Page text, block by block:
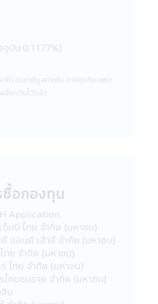
ยละเอียดก่อนตัดสินใจรับ
อดำเนินการใดๆ บริษัท
กับข้อมูล หรือการเสนอให้
นอขายสินค้าต่างๆ รวมทั้งไม่
นอขายสินค้าที่มีอยู่ในเว็บไซต์
. 2535 และบริษัทอาจจะ
รบริการข้อมูล หรือสินค้า
นั้นบริษัทจัดการจึงมิสามารถ
ต้องครบถ้วนของข้อมูลดัง
อบต่อความเสียหายต่างๆ ที่
รวจสอบให้แน่ใจว่าผู้ขาย
คลที่ได้รับความเห็นชอบจาก
มการ ก.ล.ต.
จุบัน 0.1177%)
ที่รวมภาษีมูลค่าเพิ่ม ภาษีธุรกิจเฉพาะ
เดียวกันไว้แล้ว
ซื้อกองทุน
Application
อ็มบี ไทย จำกัด (มหาชน)
แอนด์ เฮ้าส์ จำกัด (มหาชน)
ทย จำกัด (มหาชน)
ไทย จำกัด (มหาชน)
ไทยธนชาต จำกัด (มหาชน)
น